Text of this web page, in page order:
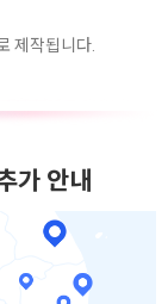
제작됩니다.
가 안내